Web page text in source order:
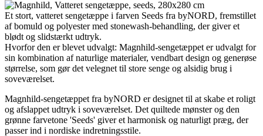
Et stort, vatteret sengetæppe i farven Seeds fra byNORD, fremstillet
af bomuld og polyester med stonewash-behandling, der giver et
blødt og slidstærkt udtryk.
Hvorfor den er blevet udvalgt: Magnhild-sengetæppet er udvalgt for
sin kombination af naturlige materialer, vendbart design og generøse
størrelse, som gør det velegnet til store senge og alsidig brug i
soveværelset.
Magnhild-sengetæppet fra byNORD er designet til at skabe et roligt
og afslappet udtryk i soveværelset. Det quiltede mønster og den
grønne farvetone 'Seeds' giver et harmonisk og naturligt præg, der
passer ind i nordiske indretningsstile.